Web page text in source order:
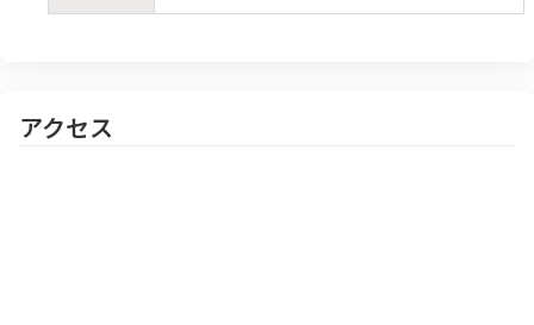
アクセス